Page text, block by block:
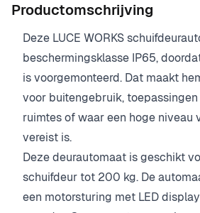
Productomschrijving
Deze LUCE WORKS
beschermingsklasse IP65,
is voorgemonteerd. Dat maakt
voor buitengebruik,
ruimtes of waar een hoge niveau
vereist is.
Deze deurautomaat is geschikt
schuifdeur tot 200 kg. De
een motorsturing met LED